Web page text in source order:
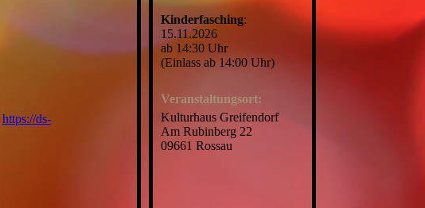
https://ds-
Kinderfasching:
15.11.2026
ab 14:30 Uhr
(Einlass ab 14:00 Uhr)
Veranstaltungsort:
Kulturhaus Greifendorf
Am Rubinberg 22
09661 Rossau